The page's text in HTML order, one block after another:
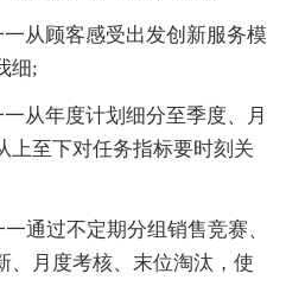
从顾客感受出发创新服务模
细;
从年度计划细分至季度、月
上至下对任务指标要时刻关
通过不定期分组销售竞赛、
、月度考核、末位淘汰，使